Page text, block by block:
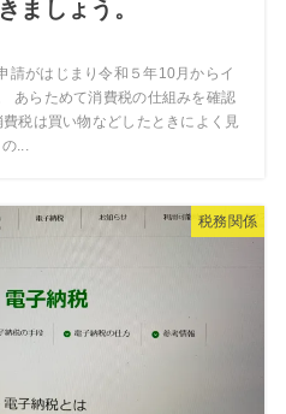
ましょう。
請がはじまり令和５年10月からイ
あらためて消費税の仕組みを確認
税は買い物などしたときによく見
...
税務関係